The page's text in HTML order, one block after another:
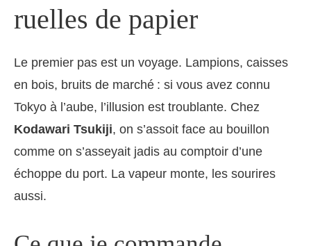
ruelles de papier
Le premier pas est un voyage. Lampions, caisses
en bois, bruits de marché : si vous avez connu
Tokyo à l’aube, l’illusion est troublante. Chez
Kodawari Tsukiji, on s’assoit face au bouillon
comme on s’asseyait jadis au comptoir d’une
échoppe du port. La vapeur monte, les sourires
aussi.